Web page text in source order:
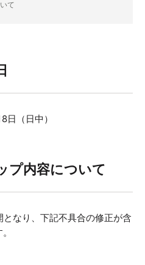
て
日 （日中）
プ内容について
なり、下記不具合の修正が含